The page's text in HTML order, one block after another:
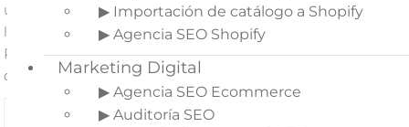
una página con contenido para que solo
los clientes de un grupo accedan a el?
Podrás tener diferentes páginas para
diferentes grupos de clientes.
Compatible con:
▶ Importación de catálogo a Shopify
▶ Agencia SEO Shopify
Marketing Digital
▶ Agencia SEO Ecommerce
▶ Auditoría SEO